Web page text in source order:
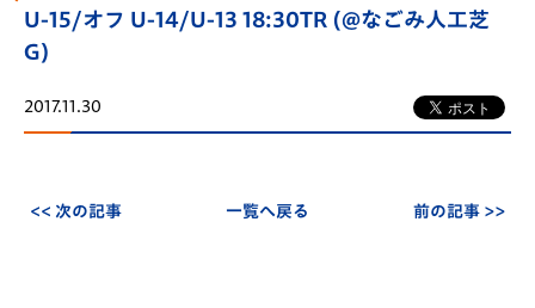
U-15/オフ U-14/U-13 18:30TR (@なごみ人工芝
G)
2017.11.30
<< 次の記事 一覧へ戻る 前の記事 >>